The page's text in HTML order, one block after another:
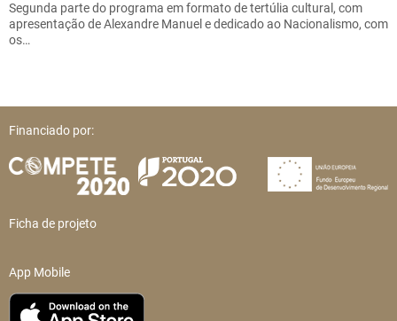
Segunda parte do programa em formato de tertúlia cultural, com
apresentação de Alexandre Manuel e dedicado ao Nacionalismo, com
os…
Financiado por:
Ficha de projeto
App Mobile